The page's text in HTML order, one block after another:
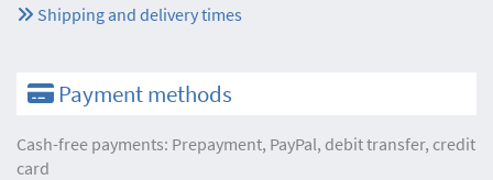
Shipping and delivery times
Payment methods
Cash-free payments: Prepayment, PayPal, debit transfer, credit
card